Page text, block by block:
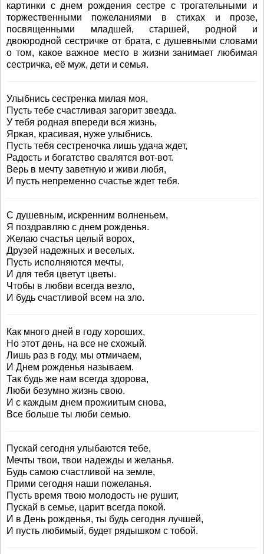
картинки с днем рождения сестре с трогательными и
торжественными пожеланиями в стихах и прозе,
посвященными младшей, старшей, родной и
двоюродной сестричке от брата, с душевными словами
о том, какое важное место в жизни занимает любимая
сестричка, её муж, дети и семья.
Улыбнись сестренка милая моя,
Пусть тебе счастливая загорит звезда.
У тебя родная впереди вся жизнь,
Яркая, красивая, нуже улыбнись.
Пусть тебя сестреночка лишь удача ждет,
Радость и богатство свалятся вот-вот.
Верь в мечту заветную и живи любя,
И пусть непременно счастье ждет тебя.
С душевным, искренним волненьем,
Я поздравляю с днем рожденья.
Желаю счастья целый ворох,
Друзей надежных и веселых.
Пусть исполняются мечты,
И для тебя цветут цветы.
Чтобы в любви всегда везло,
И будь счастливой всем на зло.
Как много дней в году хороших,
Но этот день, на все не схожый.
Лишь раз в году, мы отмичаем,
И Днем рожденья называем.
Так будь же нам всегда здорова,
Люби безумно жизнь свою.
И с каждым днем прожиитым снова,
Все больше ты люби семью.
Пускай сегодня улыбаются тебе,
Мечты твои, твои надежды и желанья.
Будь самою счастливой на земле,
Прими сегодня наши пожеланья.
Пусть время твою молодость не рушит,
Пускай в семье, царит всегда покой.
И в День рожденья, ты будь сегодня лучшей,
И пусть любимый, будет рядышком с тобой.